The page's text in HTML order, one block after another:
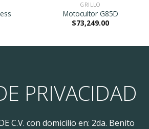
GRILLO
Motocultor G85D
$73,249.00
PRIVACIDAD
C.V. con domicilio en: 2da. Benito